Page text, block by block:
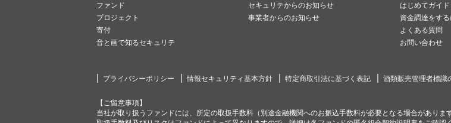
ファンド
プロジェクト
寄付
音と画で知るセキュリテ
セキュリテからのお知らせ
事業者からのお知らせ
はじめてガイド
資金調達をす
よくある質問
お問い合わせ
プライバシーポリシー 情報セキュリティ基本方針 特定商取引法に基づく表記 酒類販売管理者標識
【ご留意事項】
当社が取り扱うファンドには、所定の取扱手数料（別途金融機関へのお振込手数料が必要となる場合がありま